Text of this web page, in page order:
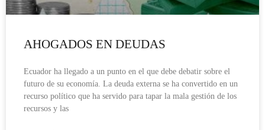
AHOGADOS EN DEUDAS
Ecuador ha llegado a un punto en el que debe debatir sobre el
futuro de su economía. La deuda externa se ha convertido en un
recurso político que ha servido para tapar la mala gestión de los
recursos y las